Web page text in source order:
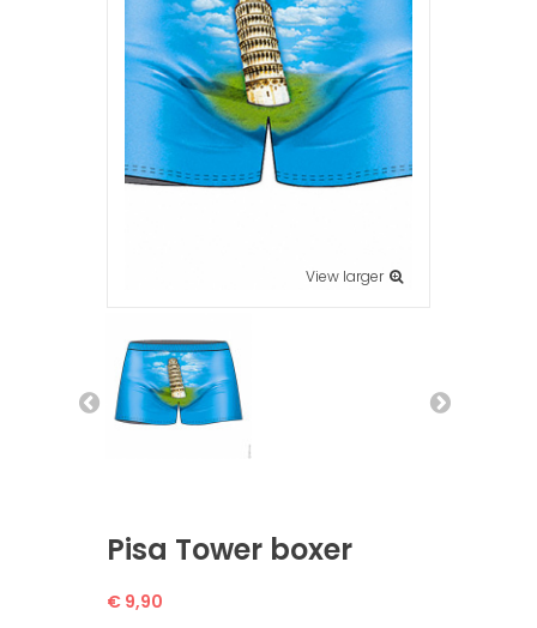
View larger
Pisa Tower boxer
€ 9,90